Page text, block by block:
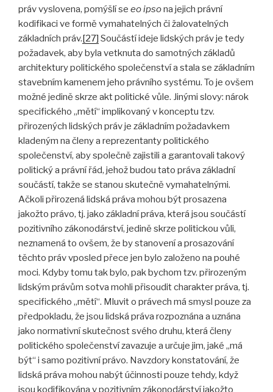
práv vyslovena, pomýšlí se eo ipsona jejich právní
kodifikaci ve formě vymahatelných či žalovatelných
základních práv.[27] Součástí ideje lidských práv je tedy
požadavek, aby byla vetknuta do samotných základů
architektury politického společenství a stala se základním
stavebním kamenem jeho právního systému. To je ovšem
možné jedině skrze akt politické vůle. Jinými slovy: nárok
specifického „mětí“ implikovaný v konceptu tzv.
přirozených lidských práv je základním požadavkem
kladeným na členy a reprezentanty politického
společenství, aby společně zajistili a garantovali takový
politický a právní řád, jehož budou tato práva základní
součástí, takže se stanou skutečně vymahatelnými.
Ačkoli přirozená lidská práva mohou být prosazena
jakožto právo, tj. jako základní práva, která jsou součástí
pozitivního zákonodárství, jedině skrze politickou vůli,
neznamená to ovšem, že by stanovení a prosazování
těchto práv vposled přece jen bylo založeno na pouhé
moci. Kdyby tomu tak bylo, pak bychom tzv. přirozeným
lidským právům sotva mohli přisoudit charakter práva, tj.
specifického „mětí“. Mluvit o právech má smysl pouze za
předpokladu, že jsou lidská práva rozpoznána a uznána
jako normativní skutečnost svého druhu, která členy
politického společenství zavazuje a určuje jim, jaké „má
být“ i samo pozitivní právo. Navzdory konstatování, že
lidská práva mohou nabýt účinnosti pouze tehdy, když
jsou kodifikována v pozitivním zákonodárství jakožto